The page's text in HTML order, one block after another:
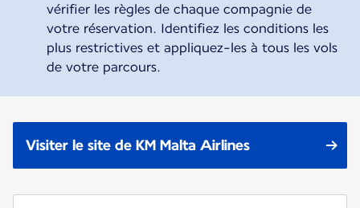
vérifier les règles de chaque compagnie de
votre réservation. Identifiez les conditions les
plus restrictives et appliquez-les à tous les vols
de votre parcours.
Visiter le site de KM Malta Airlines